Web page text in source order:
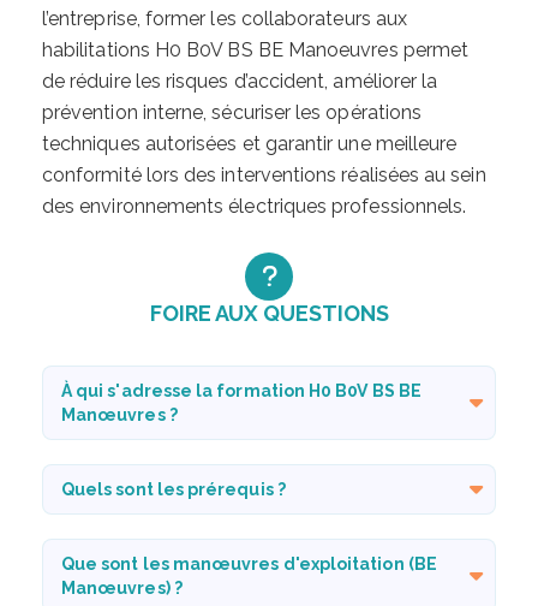
l’entreprise, former les collaborateurs aux
habilitations H0 B0V BS BE Manoeuvres permet
de réduire les risques d’accident, améliorer la
prévention interne, sécuriser les opérations
techniques autorisées et garantir une meilleure
conformité lors des interventions réalisées au sein
des environnements électriques professionnels.
FOIRE AUX QUESTIONS
À qui s'adresse la formation H0 B0V BS BE
Manœuvres ?
Quels sont les prérequis ?
Que sont les manœuvres d'exploitation (BE
Manœuvres) ?